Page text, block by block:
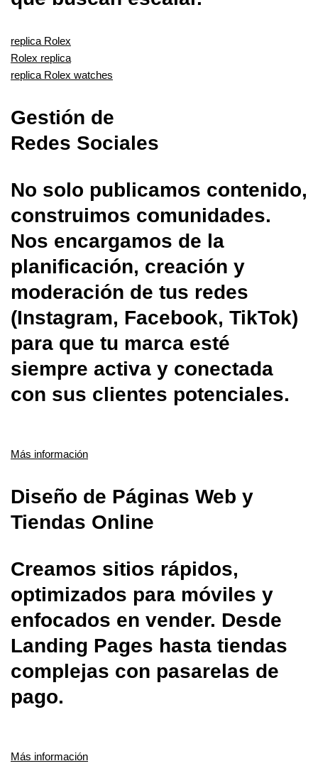
replica Rolex
Rolex replica
replica Rolex watches
Gestión de
Redes Sociales
No solo publicamos contenido,
construimos comunidades.
Nos encargamos de la
planificación, creación y
moderación de tus redes
(Instagram, Facebook, TikTok)
para que tu marca esté
siempre activa y conectada
con sus clientes potenciales.
Más información
Diseño de Páginas Web y
Tiendas Online
Creamos sitios rápidos,
optimizados para móviles y
enfocados en vender. Desde
Landing Pages hasta tiendas
complejas con pasarelas de
pago.
Más información